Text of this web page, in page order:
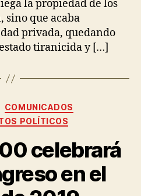
la propiedad de los
sino que acaba
privada, quedando
tiranicida y […]
COMUNICADOS
POLÍTICOS
celebrará
en el